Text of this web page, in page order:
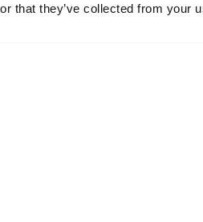
that they’ve collected from your
auf dem Dach